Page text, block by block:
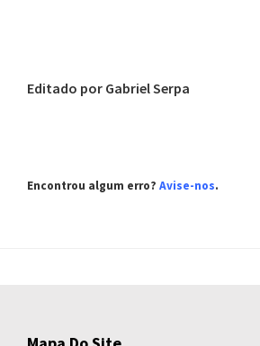
Editado por Gabriel Serpa
Encontrou algum erro? Avise-nos.